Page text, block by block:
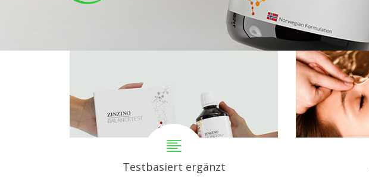
Testbasiert ergänzt